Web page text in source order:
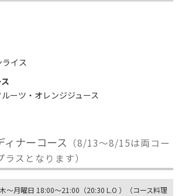
イス
ーツ・オレンジジュース
ィナーコース （8/13〜8/15は両コー
スとなります）
〜月曜日 18:00〜21:00（20:30 L.O ）（コース料理